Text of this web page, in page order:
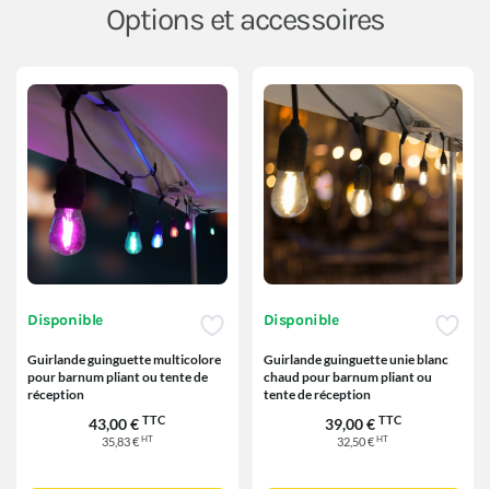
Options et accessoires
Disponible
Guirlande guinguette multicolore
pour barnum pliant ou tente de
réception
43,00 € TTC
35,83 € HT
Disponible
Guirlande guinguette unie blanc
chaud pour barnum pliant ou
tente de réception
39,00 € TTC
32,50 €HT